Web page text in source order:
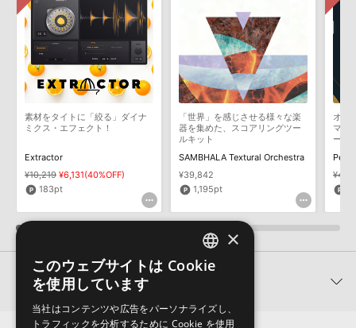
サンプルパック製品には、原則として日本語版操作マニュアルをご
用意しておりません。ご購入後のご不明点や詳細に関するお問い合
わせなどはテクニカルサポート
までご連絡ください。
デモソングは、製品収録サウンドを使ってできることを紹介するた
めのデモンストレーション用の楽曲です。原則として、デモソング
そのものをお使いいただくことはできません。また、デモソングを
構成する全てのサウンドが、サンプルパックに含まれていることを
保証するものではありません。
2022.06.06
マークのついた情報は、該当する製品のご購入ユーザー様専用となって
おります。ご覧頂くには、該当する製品をご購入頂く必要がございます。
FOUND PERCUSSIONのサポート情報
素材をタイトに「絞る」ダイナ
ミクス・エフェクト！
Extractor
¥10,219 ¥6,131(40%OFF)
183pt
「世界」を感じさせる様々な楽
器を集めた、スコアリングツー
ルキット
SAMBHALA Textural Orchestra
¥39,842
1,195pt
オー
マテ
ーカ
関連製品
ENGLISH
×
このウェブサイトは Cookie
を使用しています
当社はコンテンツや広告をパーソナライズし、
トラフィックを分析するために Cookie を使用